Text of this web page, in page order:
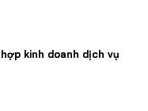
kinh doanh dịch vụ